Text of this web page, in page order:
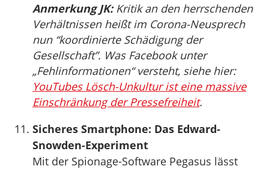
Anmerkung JK:Kritik an den herrschenden
Verhältnissen heißt im Corona-Neusprech
nun “koordinierte Schädigung der
Gesellschaft”. Was Facebook unter
„Fehlinformationen“ versteht, siehe hier:
YouTubes Lösch-Unkultur ist eine massive
Einschränkung der Pressefreiheit.
Sicheres Smartphone: Das Edward-
Snowden-Experiment
Mit der Spionage-Software Pegasus lässt